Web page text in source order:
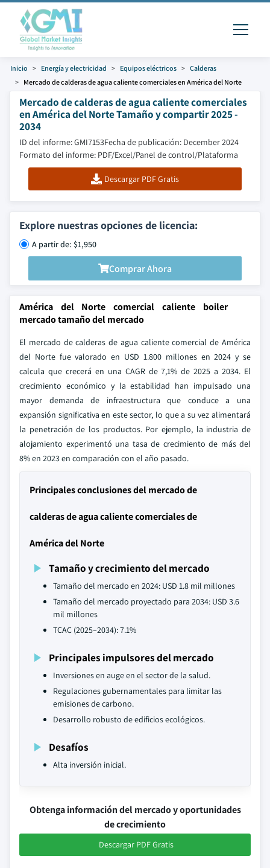
Inicio Energía y electricidad Equipos eléctricos
Calderas
Mercado de calderas de agua caliente comerciales en América del Norte
Mercado de calderas de agua caliente comerciales
en América del Norte Tamaño y compartir 2025 -
2034
ID del informe: GMI7153Fecha de publicación: December 2024
Formato del informe: PDF/Excel/Panel de control/Plataforma
Descargar PDF Gratis
Explore nuestras opciones de licencia:
A partir de: $1,950
Comprar Ahora
América del Norte comercial caliente boiler
mercado tamaño del mercado
El mercado de calderas de agua caliente comercial de América
del Norte fue valorado en USD 1.800 millones en 2024 y se
calcula que crecerá en una CAGR de 7,1% de 2025 a 2034. El
crecimiento económico y la estabilidad han impulsado una
mayor demanda de infraestructura que conduce a una
expansión significativa en este sector, lo que a su vez alimentará
la penetración de los productos. Por ejemplo, la industria de
alojamiento experimentó una tasa de crecimiento de más del
8% en 2023 en comparación con el año pasado.
Principales conclusiones del mercado de
calderas de agua caliente comerciales de
América del Norte
Tamaño y crecimiento del mercado
Tamaño del mercado en 2024: USD 1.8 mil millones
Tamaño del mercado proyectado para 2034: USD 3.6
mil millones
TCAC (2025–2034): 7.1%
Principales impulsores del mercado
Inversiones en auge en el sector de la salud.
Regulaciones gubernamentales para limitar las
emisiones de carbono.
Desarrollo robusto de edificios ecológicos.
Desafíos
Alta inversión inicial.
Obtenga información del mercado y oportunidades
de crecimiento
Descargar PDF Gratis